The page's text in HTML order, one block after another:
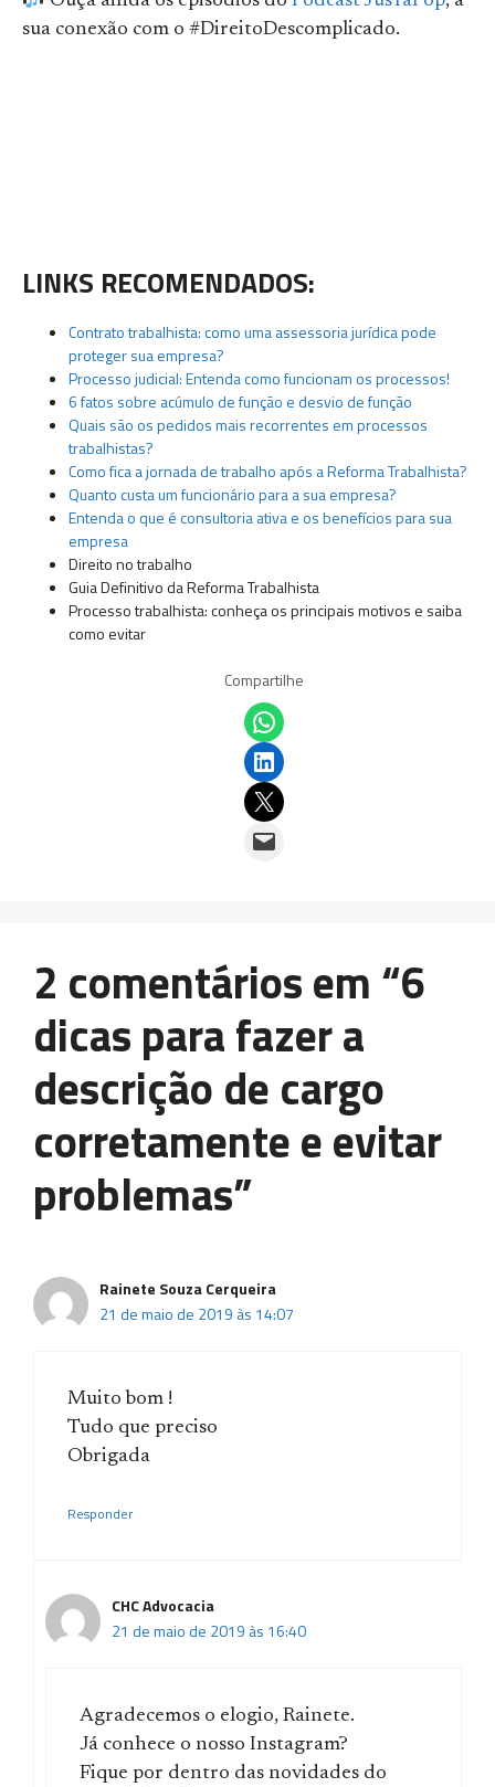
sua conexão com o #DireitoDescomplicado.
LINKS RECOMENDADOS:
Contrato trabalhista: como uma assessoria jurídica pode
proteger sua empresa?
Processo judicial: Entenda como funcionam os processos!
6 fatos sobre acúmulo de função e desvio de função
Quais são os pedidos mais recorrentes em processos
trabalhistas?
Como fica a jornada de trabalho após a Reforma Trabalhista?
Quanto custa um funcionário para a sua empresa?
Entenda o que é consultoria ativa e os benefícios para sua
empresa
Direito no trabalho
Guia Definitivo da Reforma Trabalhista
Processo trabalhista: conheça os principais motivos e saiba
como evitar
Compartilhe
Share on WhatsApp
Share on LinkedIn
Email this Page
Email this Page
2 comentários em “6
dicas para fazer a
descrição de cargo
corretamente e evitar
problemas”
Rainete Souza Cerqueira
21 de maio de 2019 às 14:07
Muito bom !
Tudo que preciso
Obrigada
Responder
CHC Advocacia
21 de maio de 2019 às 16:40
Agradecemos o elogio, Rainete.
Já conhece o nosso Instagram?
Fique por dentro das novidades do